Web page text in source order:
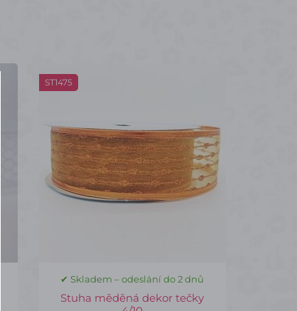
ST1475
✔ Skladem – odeslání do 2 dnů
Stuha měděná dekor tečky